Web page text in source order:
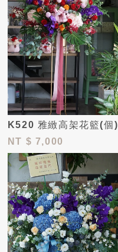
K520 雅緻高架花籃(個)
NT $ 7,000